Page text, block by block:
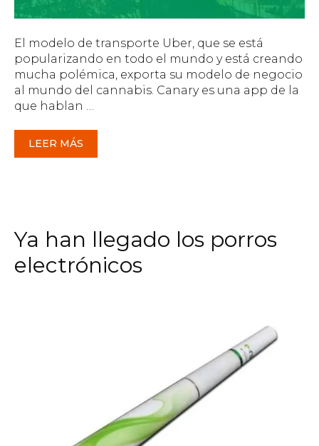
El modelo de transporte Uber, que se está
popularizando en todo el mundo y está creando
mucha polémica, exporta su modelo de negocio
al mundo del cannabis. Canary es una app de la
que hablan …
LEER MÁS
Ya han llegado los porros
electrónicos